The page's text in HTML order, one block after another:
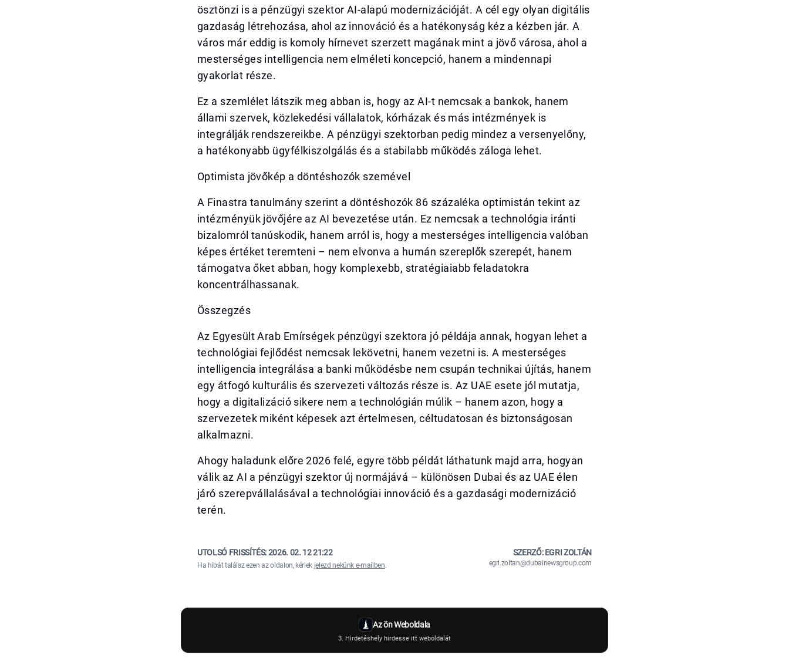
ösztönzi is a pénzügyi szektor AI-alapú modernizációját. A cél egy olyan digitális
gazdaság létrehozása, ahol az innováció és a hatékonyság kéz a kézben jár. A
város már eddig is komoly hírnevet szerzett magának mint a jövő városa, ahol a
mesterséges intelligencia nem elméleti koncepció, hanem a mindennapi
gyakorlat része.
Ez a szemlélet látszik meg abban is, hogy az AI-t nemcsak a bankok, hanem
állami szervek, közlekedési vállalatok, kórházak és más intézmények is
integrálják rendszereikbe. A pénzügyi szektorban pedig mindez a versenyelőny,
a hatékonyabb ügyfélkiszolgálás és a stabilabb működés záloga lehet.
Optimista jövőkép a döntéshozók szemével
A Finastra tanulmány szerint a döntéshozók 86 százaléka optimistán tekint az
intézményük jövőjére az AI bevezetése után. Ez nemcsak a technológia iránti
bizalomról tanúskodik, hanem arról is, hogy a mesterséges intelligencia valóban
képes értéket teremteni – nem elvonva a humán szereplők szerepét, hanem
támogatva őket abban, hogy komplexebb, stratégiaiabb feladatokra
koncentrálhassanak.
Összegzés
Az Egyesült Arab Emírségek pénzügyi szektora jó példája annak, hogyan lehet a
technológiai fejlődést nemcsak lekövetni, hanem vezetni is. A mesterséges
intelligencia integrálása a banki működésbe nem csupán technikai újítás, hanem
egy átfogó kulturális és szervezeti változás része is. Az UAE esete jól mutatja,
hogy a digitalizáció sikere nem a technológián múlik – hanem azon, hogy a
szervezetek miként képesek azt értelmesen, céltudatosan és biztonságosan
alkalmazni.
Ahogy haladunk előre 2026 felé, egyre több példát láthatunk majd arra, hogyan
válik az AI a pénzügyi szektor új normájává – különösen Dubai és az UAE élen
járó szerepvállalásával a technológiai innováció és a gazdasági modernizáció
terén.
UTOLSÓ FRISSÍTÉS:2026. 02. 12 21:22
Ha hibát találsz ezen az oldalon, kérlek jelezd nekünk e-mailben.
SZERZŐ: EGRI ZOLTÁN
egri.zoltan@dubainewsgroup.com
Az ön Weboldala
3. Hirdetéshely hirdesse itt weboldalát